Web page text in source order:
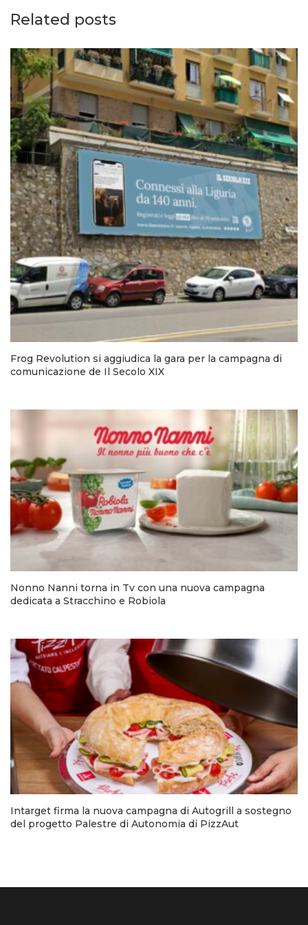
Related posts
Frog Revolution si aggiudica la gara per la campagna di
comunicazione de Il Secolo XIX
Nonno Nanni torna in Tv con una nuova campagna
dedicata a Stracchino e Robiola
Intarget firma la nuova campagna di Autogrill a sostegno
del progetto Palestre di Autonomia di PizzAut